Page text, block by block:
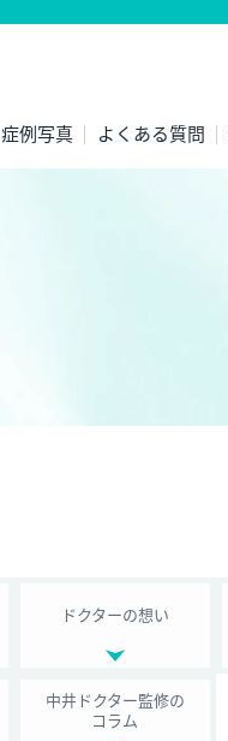
症例写真 よくある質問
ドクターの想い
中井ドクター監修の
コラム